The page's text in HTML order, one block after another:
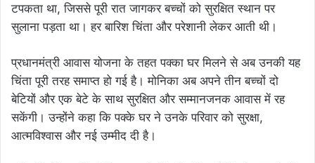
टपकता था, जिससे पूरी रात जागकर बच्चों को सुरक्षित स्थान पर
सुलाना पड़ता था। हर बारिश चिंता और परेशानी लेकर आती थी।
प्रधानमंत्री आवास योजना के तहत पक्का घर मिलने से अब उनकी यह
चिंता पूरी तरह समाप्त हो गई है। मोनिका अब अपने तीन बच्चों दो
बेटियों और एक बेटे के साथ सुरक्षित और सम्मानजनक आवास में रह
सकेंगी। उन्होंने कहा कि पक्के घर ने उनके परिवार को सुरक्षा,
आत्मविश्वास और नई उम्मीद दी है।